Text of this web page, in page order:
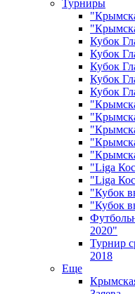
Турниры
Кубок
Кубок
Кубок
Кубок
Кубок
"Liga
"Liga
"Кубок
"Кубок
2020"
Турнир
2018
Еще